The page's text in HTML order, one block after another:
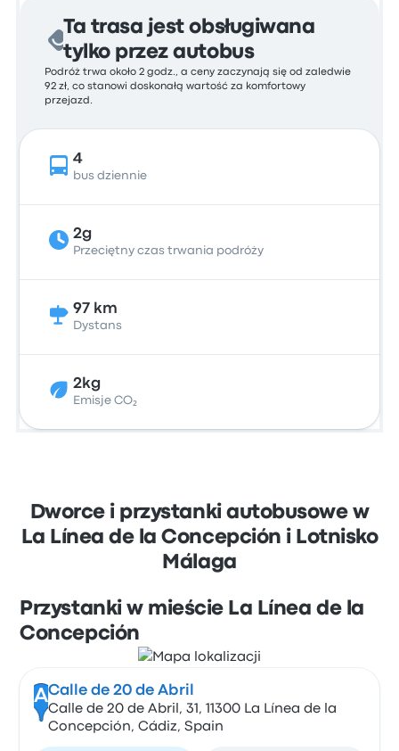
Ta trasa jest obsługiwana
tylko przez autobus
Podróż trwa około 2 godz., a ceny zaczynają się od zaledwie
92 zł, co stanowi doskonałą wartość za komfortowy
przejazd.
4
bus dziennie
2g
Przeciętny czas trwania podróży
97 km
Dystans
2kg
Emisje CO₂
Dworce i przystanki autobusowe w
La Línea de la Concepción i Lotnisko
Málaga
Przystanki w mieście La Línea de la
Concepción
ACalle de 20 de Abril
Calle de 20 de Abril, 31, 11300 La Línea de la
Concepción, Cádiz, Spain